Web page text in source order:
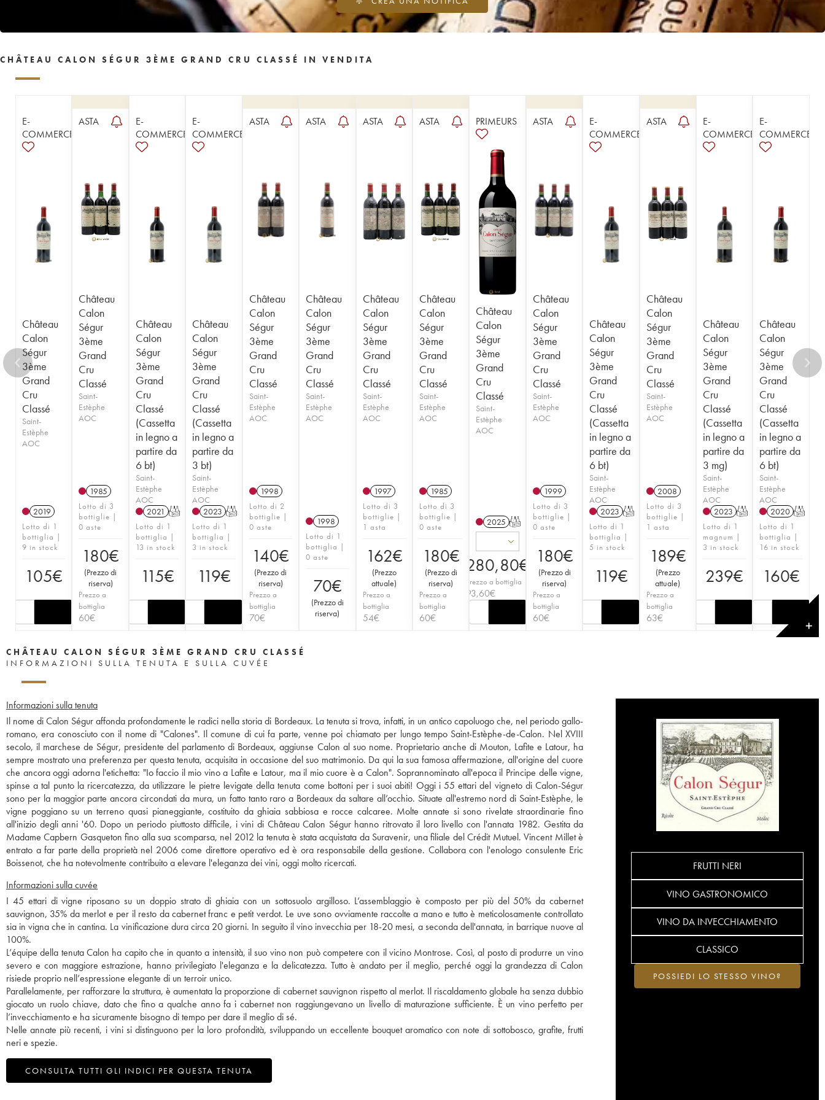
1952
1950
1949
1948 1947 1945
1944
1941
1904 1900
CHÂTEAU CALON SÉGUR 3ÈME GRAND CRU CLASSÉ IN VENDITA
E-
COMMERCE
Château
Calon
Ségur
3ème
Grand
Cru
Classé
Saint-
Estèphe
AOC
2019
Lotto di 1
bottiglia |
9 in stock
105€
ASTA
Château
Calon
Ségur
3ème
Grand
Cru
Classé
Saint-
Estèphe
AOC
1985
Lotto di 3
bottiglie |
0 aste
180€
(Prezzo di
riserva)
Prezzo a
bottiglia
60€
E-
COMMERCE
Château
Calon
Ségur
3ème
Grand
Cru
Classé
(Cassetta
in legno a
partire da
6 bt)
Saint-
Estèphe
AOC
2021 T
Lotto di 1
bottiglia |
13 in stock
115€
E-
COMMERCE
Château
Calon
Ségur
3ème
Grand
Cru
Classé
(Cassetta
in legno a
partire da
3 bt)
Saint-
Estèphe
AOC
2023 T
Lotto di 1
bottiglia |
3 in stock
119€
ASTA
Château
Calon
Ségur
3ème
Grand
Cru
Classé
Saint-
Estèphe
AOC
1998
Lotto di 2
bottiglie |
0 aste
140€
(Prezzo di
riserva)
Prezzo a
bottiglia
70€
ASTA
Château
Calon
Ségur
3ème
Grand
Cru
Classé
Saint-
Estèphe
AOC
1998
Lotto di 1
bottiglia |
0 aste
70€
(Prezzo di
riserva)
ASTA
Château
Calon
Ségur
3ème
Grand
Cru
Classé
Saint-
Estèphe
AOC
1997
Lotto di 3
bottiglie |
1 asta
162€
(Prezzo
attuale)
Prezzo a
bottiglia
54€
ASTA
Château
Calon
Ségur
3ème
Grand
Cru
Classé
Saint-
Estèphe
AOC
1985
Lotto di 3
bottiglie |
0 aste
180€
(Prezzo di
riserva)
Prezzo a
bottiglia
60€
PRIMEURS
Château
Calon
Ségur
3ème
Grand
Cru
Classé
Saint-
Estèphe
AOC
2025 T
280,80€
Prezzo a bottiglia
93,60€
ASTA
Château
Calon
Ségur
3ème
Grand
Cru
Classé
Saint-
Estèphe
AOC
1999
Lotto di 3
bottiglie |
0 aste
180€
(Prezzo di
riserva)
Prezzo a
bottiglia
60€
E-
COMMERCE
Château
Calon
Ségur
3ème
Grand
Cru
Classé
(Cassetta
in legno a
partire da
6 bt)
Saint-
Estèphe
AOC
2023 T
Lotto di 1
bottiglia |
5 in stock
119€
ASTA
Château
Calon
Ségur
3ème
Grand
Cru
Classé
Saint-
Estèphe
AOC
2008
Lotto di 3
bottiglie |
1 asta
189€
(Prezzo
attuale)
Prezzo a
bottiglia
63€
E-
COMMERCE
Château
Calon
Ségur
3ème
Grand
Cru
Classé
(Cassetta
in legno a
partire da
3 mg)
Saint-
Estèphe
AOC
2023 T
Lotto di 1
magnum |
3 in stock
239€
E-
COMMERCE
Château
Calon
Ségur
3ème
Grand
Cru
Classé
(Cassetta
in legno a
partire da
6 bt)
Saint-
Estèphe
AOC
2020 T
Lotto di 1
bottiglia |
16 in stock
160€
✕
CHÂTEAU CALON SÉGUR 3ÈME GRAND CRU CLASSÉ
INFORMAZIONI SULLA TENUTA E SULLA CUVÉE
Informazioni sulla tenuta
Il nome di Calon Ségur affonda profondamente le radici nella storia di Bordeaux. La tenuta si trova, infatti, in un antico capoluogo che, nel periodo gallo-
romano, era conosciuto con il nome di "Calones". Il comune di cui fa parte, venne poi chiamato per lungo tempo Saint-Estèphe-de-Calon. Nel XVIII
secolo, il marchese de Ségur, presidente del parlamento di Bordeaux, aggiunse Calon al suo nome. Proprietario anche di Mouton, Lafite e Latour, ha
sempre mostrato una preferenza per questa tenuta, acquisita in occasione del suo matrimonio. Da qui la sua famosa affermazione, all'origine del cuore
che ancora oggi adorna l'etichetta: "Io faccio il mio vino a Lafite e Latour, ma il mio cuore è a Calon". Soprannominato all'epoca il Principe delle vigne,
spinse a tal punto la ricercatezza, da utilizzare le pietre levigate della tenuta come bottoni per i suoi abiti! Oggi i 55 ettari del vigneto di Calon-Ségur
sono per la maggior parte ancora circondati da mura, un fatto tanto raro a Bordeaux da saltare all’occhio. Situate all'estremo nord di Saint-Estèphe, le
vigne poggiano su un terreno quasi pianeggiante, costituito da ghiaia sabbiosa e rocce calcaree. Molte annate si sono rivelate straordinarie fino
all'inizio degli anni '60. Dopo un periodo piuttosto difficile, i vini di Château Calon Ségur hanno ritrovato il loro livello con l'annata 1982. Gestita da
Madame Capbern Gasqueton fino alla sua scomparsa, nel 2012 la tenuta è stata acquistata da Suravenir, una filiale del Crédit Mutuel. Vincent Millet è
entrato a far parte della proprietà nel 2006 come direttore operativo ed è ora responsabile della gestione. Collabora con l'enologo consulente Eric
Boissenot, che ha notevolmente contribuito a elevare l'eleganza dei vini, oggi molto ricercati.
Informazioni sulla cuvée
I 45 ettari di vigne riposano su un doppio strato di ghiaia con un sottosuolo argilloso. L’assemblaggio è composto per più del 50% da cabernet
sauvignon, 35% da merlot e per il resto da cabernet franc e petit verdot. Le uve sono ovviamente raccolte a mano e tutto è meticolosamente controllato
sia in vigna che in cantina. La vinificazione dura circa 20 giorni. In seguito il vino invecchia per 18-20 mesi, a seconda dell'annata, in barrique nuove al
100%.
L’équipe della tenuta Calon ha capito che in quanto a intensità, il suo vino non può competere con il vicino Montrose. Così, al posto di produrre un vino
severo e con maggiore estrazione, hanno privilegiato l'eleganza e la delicatezza. Tutto è andato per il meglio, perché oggi la grandezza di Calon
risiede proprio nell’espressione elegante di un terroir unico.
Parallelamente, per rafforzare la struttura, è aumentata la proporzione di cabernet sauvignon rispetto al merlot. Il riscaldamento globale ha senza dubbio
giocato un ruolo chiave, dato che fino a qualche anno fa i cabernet non raggiungevano un livello di maturazione sufficiente. È un vino perfetto per
l’invecchiamento e ha sicuramente bisogno di tempo per dare il meglio di sé.
Nelle annate più recenti, i vini si distinguono per la loro profondità, sviluppando un eccellente bouquet aromatico con note di sottobosco, grafite, frutti
neri e spezie.
CONSULTA TUTTI GLI INDICI PER QUESTA TENUTA
FRUTTI NERI
VINO GASTRONOMICO
VINO DA INVECCHIAMENTO
CLASSICO
POSSIEDI LO STESSO VINO?